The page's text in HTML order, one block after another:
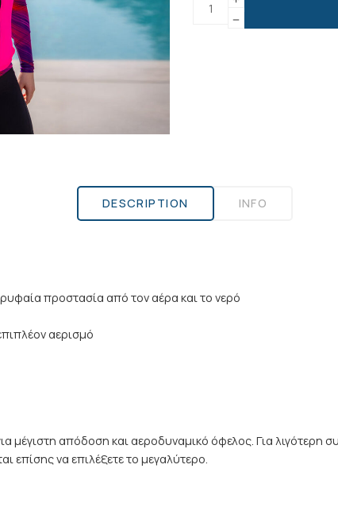
DESCRIPTION INFO
προστασία από τον αέρα και το νερό
αερισμό
μέγιστη απόδοση και αεροδυναμικό όφελος. Για λιγότερη
επίσης να επιλέξετε το μεγαλύτερο.